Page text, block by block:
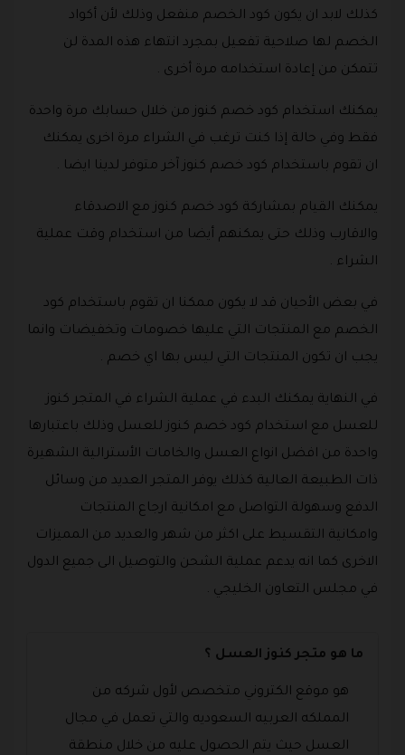
كذلك لابد ان يكون كود الخصم منفعل وذلك لأن أكواد
الخصم لها صلاحية تفعيل بمجرد انتهاء هذه المدة لن
تتمكن من إعادة استخدامه مرة أخرى .
يمكنك استخدام كود خصم كنوز من خلال حسابك مرة واحدة
فقط وفي حالة إذا كنت ترغب في الشراء مرة اخرى يمكنك
ان تقوم باستخدام كود خصم كنوز آخر متوفر لدينا ايضا .
يمكنك القيام بمشاركة كود خصم كنوز مع الاصدقاء
والاقارب وذلك حتى يمكنهم أيضا من استخدام وقت عملية
الشراء .
في بعض الأحيان قد لا يكون ممكنا ان تقوم باستخدام كود
الخصم مع المنتجات التي عليها خصومات وتخفيضات وانما
يجب ان تكون المنتجات التي ليس بها اي خصم .
في النهاية يمكنك البدء في عملية الشراء في المتجر كنوز
للعسل مع استخدام كود خصم كنوز للعسل وذلك باعتبارها
واحدة من افضل انواع العسل والخامات الأسترالية الشهيرة
ذات الطبيعة العالية كذلك يوفر المتجر العديد من وسائل
الدفع وسهولة التواصل مع امكانية ارجاع المنتجات
وامكانية التقسيط على اكثر من شهر والعديد من المميزات
الاخرى كما انه يدعم عملية الشحن والتوصيل الى جميع الدول
في مجلس التعاون الخليجي .
ما هو متجر كنوز العسل ؟
هو موقع الكتروني متخصص لأول شركه من
المملكه العربيه السعوديه والتي تعمل في مجال
العسل حيث يتم الحصول عليه من خلال منطقة